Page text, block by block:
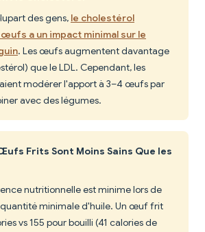
des gens, le cholestérol
a un impact minimal sur le
. Les œufs augmentent davantage
que le LDL. Cependant, les
modérer l'apport à 3–4 œufs par
avec des légumes.
Œufs Frits Sont Moins Sains Que les
nutritionnelle est minime lors de
minimale d'huile. Un œuf frit
vs 155 pour bouilli (41 calories de